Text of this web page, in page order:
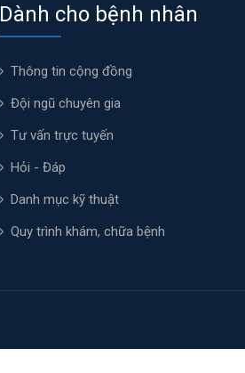
Dành cho bệnh nhân
Thông tin cộng đồng
Đội ngũ chuyên gia
Tư vấn trực tuyến
Hỏi - Đáp
Danh mục kỹ thuật
Quy trình khám, chữa bệnh